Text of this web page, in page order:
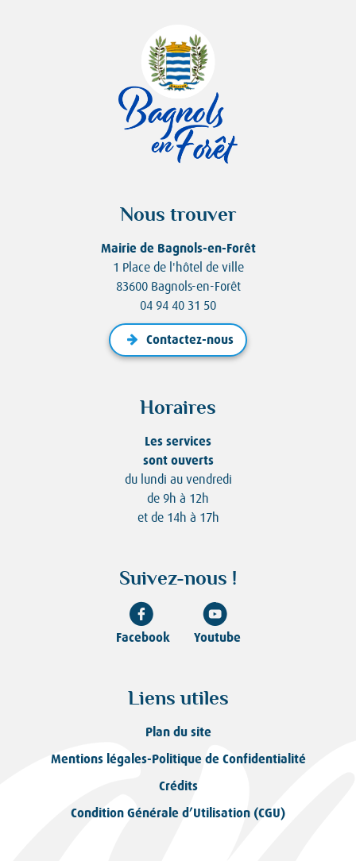
Nous trouver
Mairie de Bagnols-en-Forêt
1 Place de l'hôtel de ville
83600 Bagnols-en-Forêt
04 94 40 31 50
Contactez-nous
Horaires
Les services
sont ouverts
du lundi au vendredi
de 9h à 12h
et de 14h à 17h
Suivez-nous !
Facebook Youtube
Liens utiles
Plan du site
Mentions légales-Politique de Confidentialité
Crédits
Condition Générale d’Utilisation (CGU)